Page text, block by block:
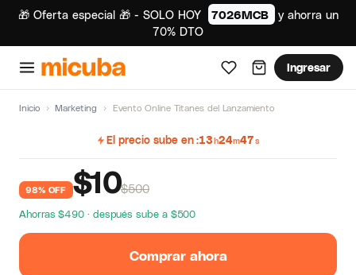
🎁 Oferta especial 🎁 - SOLO HOY 7026MCB
y ahorra un
70% DTO
Ingresar
Inicio › Marketing › Evento Online Titanes del Lanzamiento
El precio sube en 13h24m46s
98% OFF $10$500
Ahorras $490 · después sube a $500
Comprar ahora